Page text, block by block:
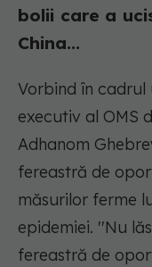
bolii care a
China...
Vorbind în cadrul
executiv al OMS
Adhanom
fereastră de
măsurilor ferme
epidemiei. ''Nu
fereastră de